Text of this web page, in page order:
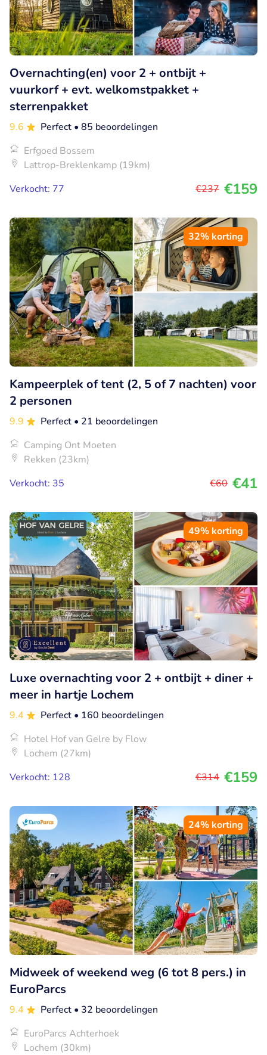
Overnachting(en) voor 2 + ontbijt +
vuurkorf + evt. welkomstpakket +
sterrenpakket
9.6 Perfect • 85 beoordelingen
Erfgoed Bossem
Lattrop-Breklenkamp (19km)
Verkocht: 77
€237 €159
32% korting
Kampeerplek of tent (2, 5 of 7 nachten) voor
2 personen
9.9 Perfect • 21 beoordelingen
Camping Ont Moeten
Rekken (23km)
Verkocht: 35
€60 €41
49% korting
Luxe overnachting voor 2 + ontbijt + diner +
meer in hartje Lochem
9.4 Perfect • 160 beoordelingen
Hotel Hof van Gelre by Flow
Lochem (27km)
Verkocht: 128
€314 €159
24% korting
Midweek of weekend weg (6 tot 8 pers.) in
EuroParcs
9.4 Perfect • 32 beoordelingen
EuroParcs Achterhoek
Lochem (30km)